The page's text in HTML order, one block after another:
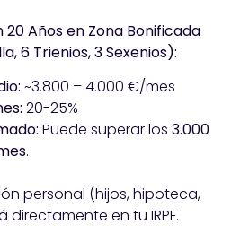
Años en Zona Bonificada
6 Trienios, 3 Sexenios):
~3.800 – 4.000 €/mes
20-25%
Puede superar los 3.000
.
personal (hijos, hipoteca,
en tu IRPF.